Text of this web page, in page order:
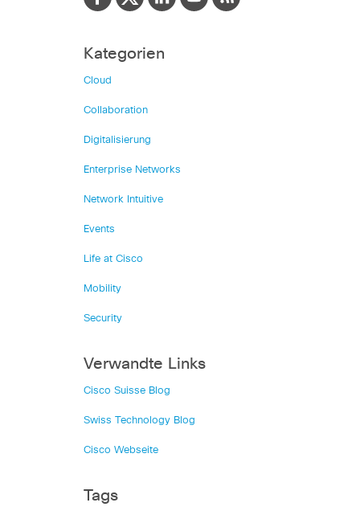
Kategorien
Cloud
Collaboration
Digitalisierung
Enterprise Networks
Network Intuitive
Events
Life at Cisco
Mobility
Security
Verwandte Links
Cisco Suisse Blog
Swiss Technology Blog
Cisco Webseite
Tags